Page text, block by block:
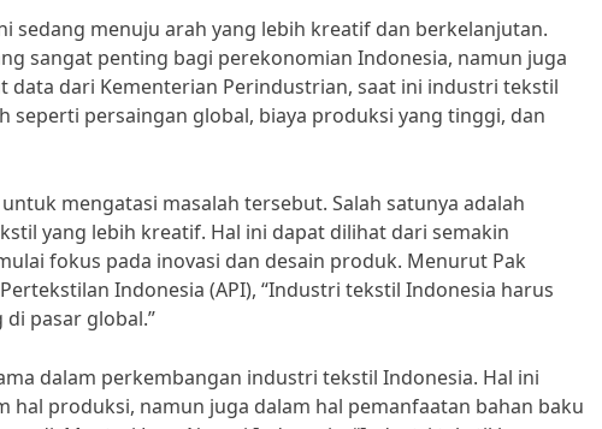
sedang menuju arah yang lebih kreatif dan berkelanjutan.
sangat penting bagi perekonomian Indonesia, namun juga
dari Kementerian Perindustrian, saat ini industri tekstil
seperti persaingan global, biaya produksi yang tinggi, dan
mengatasi masalah tersebut. Salah satunya adalah
yang lebih kreatif. Hal ini dapat dilihat dari semakin
fokus pada inovasi dan desain produk. Menurut Pak
Indonesia (API), “Industri tekstil Indonesia harus
pasar global.”
dalam perkembangan industri tekstil Indonesia. Hal ini
produksi, namun juga dalam hal pemanfaatan bahan baku